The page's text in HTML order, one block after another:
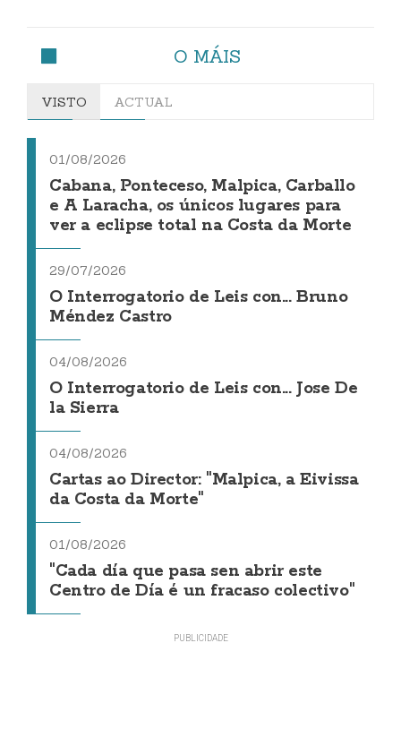
O MÁIS
VISTO ACTUAL
01/08/2026
Cabana, Ponteceso, Malpica, Carballo
e A Laracha, os únicos lugares para
ver a eclipse total na Costa da Morte
29/07/2026
O Interrogatorio de Leis con... Bruno
Méndez Castro
04/08/2026
O Interrogatorio de Leis con... Jose De
la Sierra
04/08/2026
Cartas ao Director: "Malpica, a Eivissa
da Costa da Morte"
01/08/2026
"Cada día que pasa sen abrir este
Centro de Día é un fracaso colectivo"